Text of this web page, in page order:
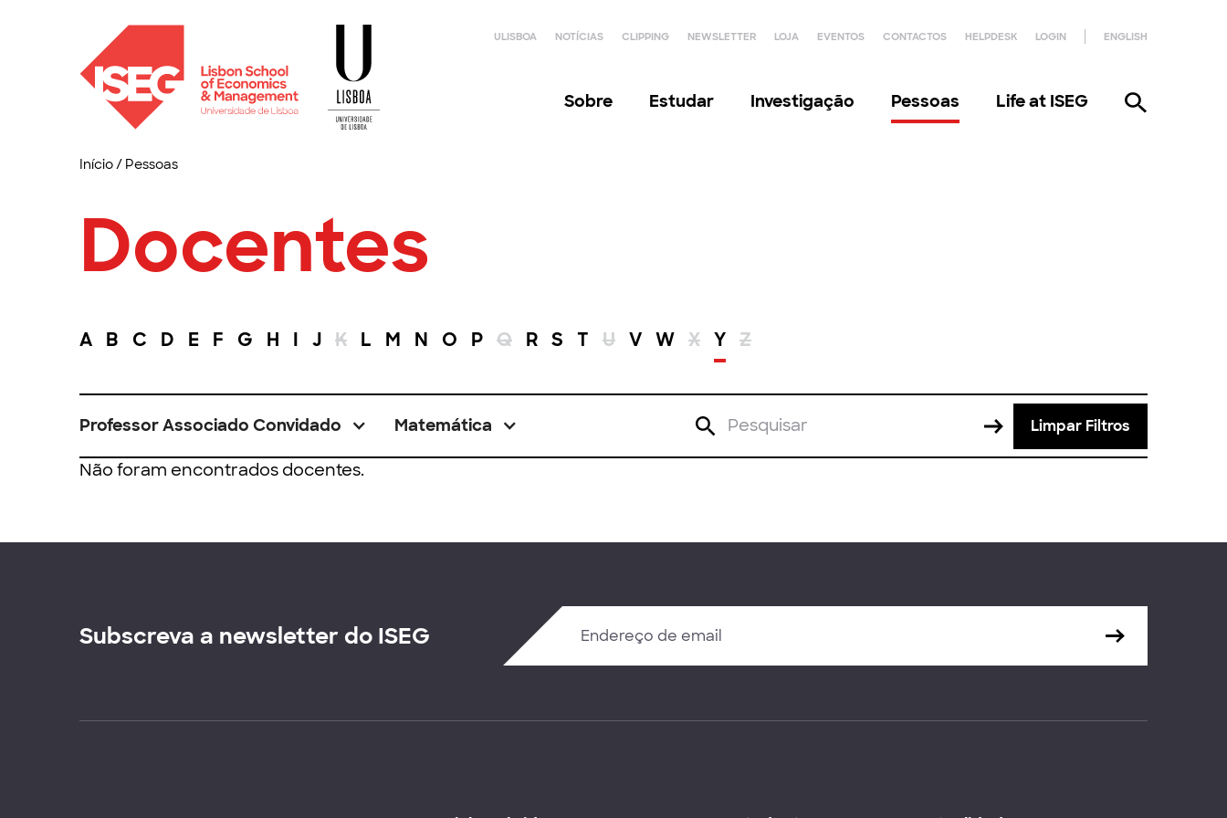
ULISBOA NOTÍCIAS CLIPPING NEWSLETTER LOJA EVENTOS CONTACTOS HELPDESK LOGIN ENGLISH
Sobre Estudar Investigação Pessoas Life at ISEG
Início/ Pessoas
Docentes
A B C D E F G H I J K L M N O P Q R S T U V W X Y Z
Professor Associado Convidado Matemática Limpar Filtros
Não foram encontrados docentes.
Subscreva a newsletter do ISEG